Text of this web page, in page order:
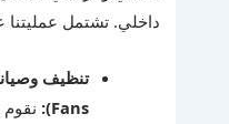
داخلي. تشتمل عمليتنا
Fans):